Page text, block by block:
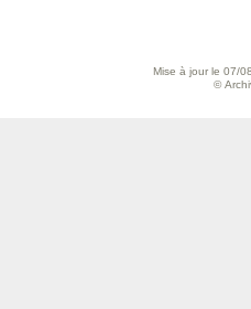
Mise à jour le 07/
©